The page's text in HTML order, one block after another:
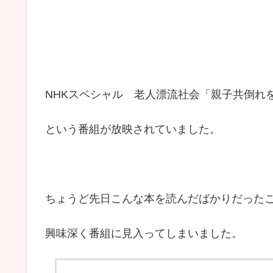
NHKスペシャル 老人漂流社会「親子共倒れ
という番組が放映されていました。
ちょうど先日こんな本を読んだばかりだった
興味深く番組に見入ってしまいました。